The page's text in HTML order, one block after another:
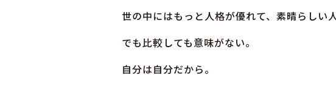
世の中にはもっと人格が優れて、素晴らしい
でも比較しても意味がない。
自分は自分だから。